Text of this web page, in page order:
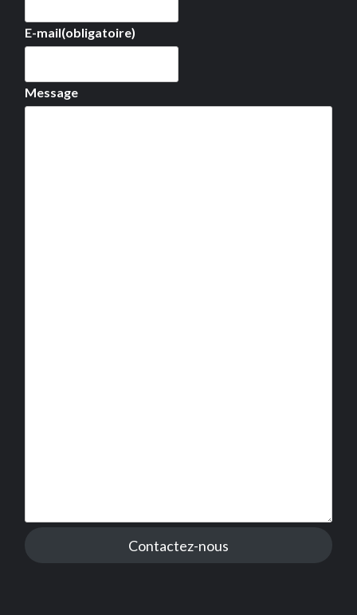
E-mail(obligatoire)
Message
Contactez-nous